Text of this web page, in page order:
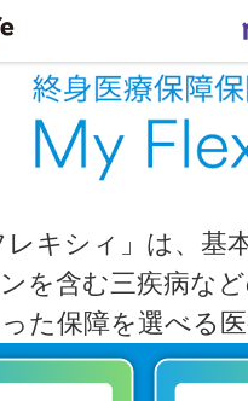
レキシィ」は、基
を含む三疾病な
た保障を選べる医